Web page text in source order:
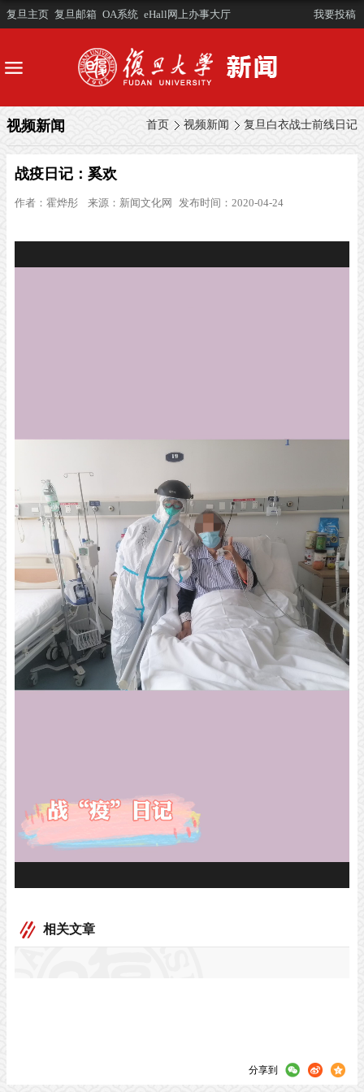
复旦主页 复旦邮箱 OA系统 eHall网上办事大厅 我要投稿
首页 视频新闻 复旦白衣战士前线日记
视频新闻
战疫日记：奚欢
作者： 霍烨彤 来源： 新闻文化网 发布时间：2020-04-24
相关文章
分享到